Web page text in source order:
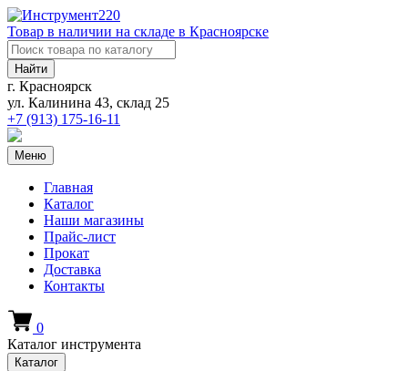
Товар в наличии на складе в Красноярске
Найти
г. Красноярск
ул. Калинина 43, склад 25
+7 (913) 175-16-11
Меню
Главная
Каталог
Наши магазины
Прайс-лист
Прокат
Доставка
Контакты
0
Каталог инструмента
Каталог